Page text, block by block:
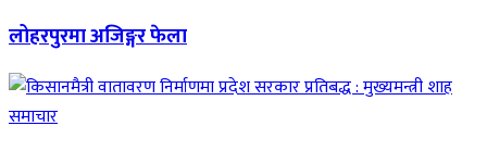
लोहरपुरमा अजिङ्गर फेला
समाचार